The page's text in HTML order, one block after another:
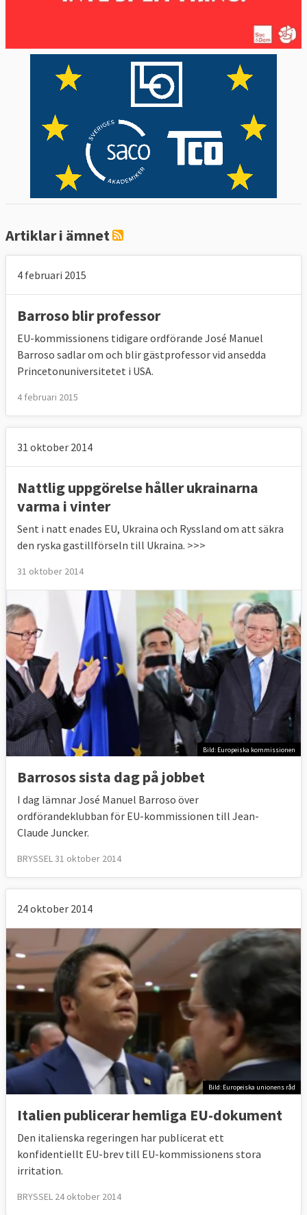
Artiklar i ämnet
4 februari 2015
Barroso blir professor
EU-kommissionens tidigare ordförande José Manuel
Barroso sadlar om och blir gästprofessor vid ansedda
Princetonuniversitetet i USA.
4 februari 2015
31 oktober 2014
Nattlig uppgörelse håller ukrainarna
varma i vinter
Sent i natt enades EU, Ukraina och Ryssland om att säkra
den ryska gastillförseln till Ukraina. >>>
31 oktober 2014
Bild: Europeiska kommissionen
Barrosos sista dag på jobbet
I dag lämnar José Manuel Barroso över
ordförandeklubban för EU-kommissionen till Jean-
Claude Juncker.
BRYSSEL 31 oktober 2014
24 oktober 2014
Bild: Europeiska unionens råd
Italien publicerar hemliga EU-dokument
Den italienska regeringen har publicerat ett
konfidentiellt EU-brev till EU-kommissionens stora
irritation.
BRYSSEL 24 oktober 2014